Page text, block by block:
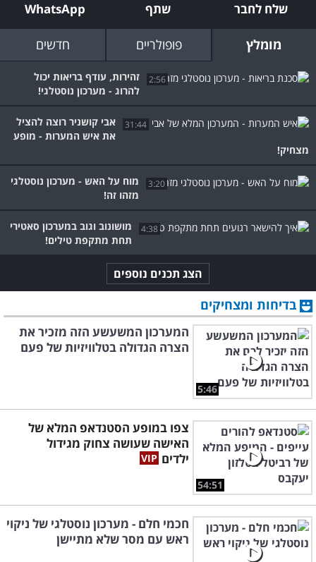
שלח לחבר שתף WhatsApp
מומלץ פופולריים חדשים
2:56
זהירות, עודף בריאות יכול
להרוג - מערכון נוסטלגי!
31:44
אבי קושניר רוצה להציל
את איש המערות - מופע
מצחיק!
3:20
מוח על האש - מערכון נוסטלגי
מזהו זה!
4:38
מושונוב וגוב במערכון סאטירי
תחת מתקפת טילים!
הצג תכנים נוספים
בדיחות ומצחיקים
5:46
המערכון המשעשע הזה מזכיר את
הצרה הגדולה בטלוויזיות של פעם
54:51
צפו במופע הסטנדאפ המלא של
האישה שעושה צחוק מגידול
ילדים
חכמי חלם - מערכון נוסטלגי של ניקוי
ראש עם מסר שלא מתיישן